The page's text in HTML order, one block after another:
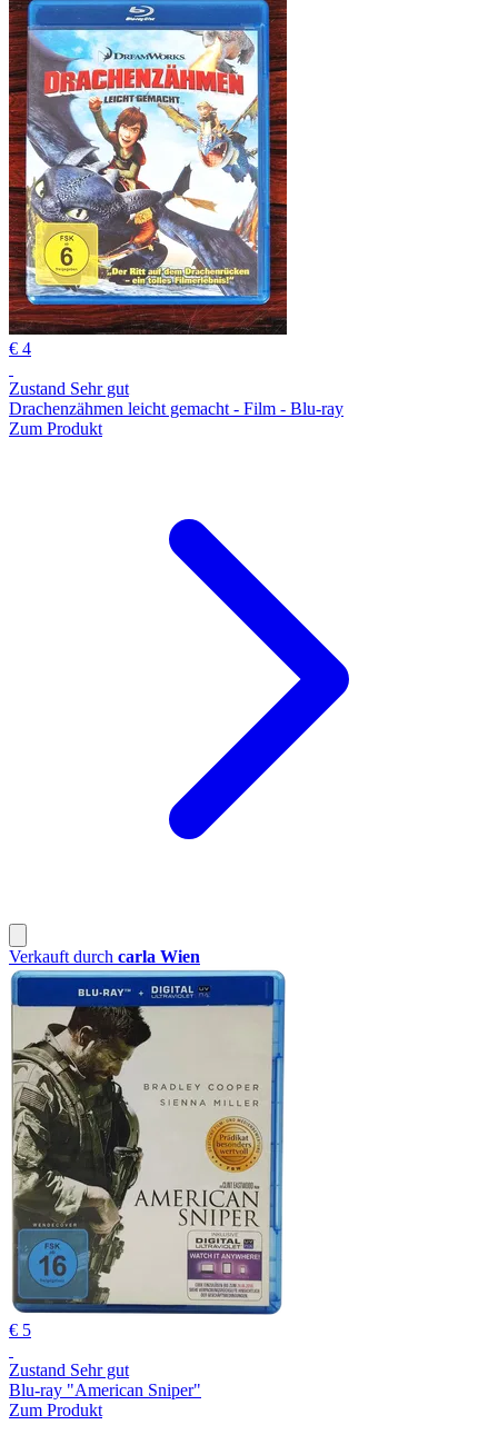
€ 4
Zustand Sehr gut
Drachenzähmen leicht gemacht - Film - Blu-ray
Zum Produkt
Verkauft durch carla Wien
€ 5
Zustand Sehr gut
Blu-ray "American Sniper"
Zum Produkt